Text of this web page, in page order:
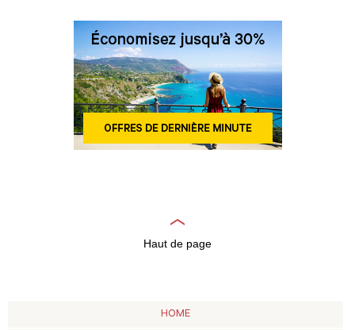
Haut de page
HOME